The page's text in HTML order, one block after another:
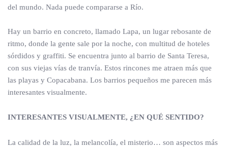
del mundo. Nada puede compararse a Río.
Hay un barrio en concreto, llamado Lapa, un lugar rebosante de
ritmo, donde la gente sale por la noche, con multitud de hoteles
sórdidos y graffiti. Se encuentra junto al barrio de Santa Teresa,
con sus viejas vías de tranvía. Estos rincones me atraen más que
las playas y Copacabana. Los barrios pequeños me parecen más
interesantes visualmente.
INTERESANTES VISUALMENTE, ¿EN QUÉ SENTIDO?
La calidad de la luz, la melancolía, el misterio… son aspectos más